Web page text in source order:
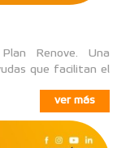
Renove. Una
que facilitan el
ver más